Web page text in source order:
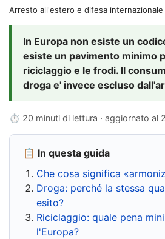
Arresto all'estero e difesa internazionale
In Europa non esiste un
esiste un pavimento minimo
riciclaggio e le frodi. Il
droga e' invece escluso
⏱ 20 minuti di lettura · aggiornato al
📋 In questa guida
Che cosa significa
Droga: perché la stessa
esito?
Riciclaggio: quale pena
l'Europa?